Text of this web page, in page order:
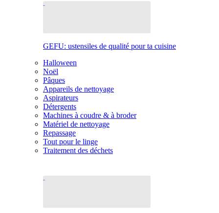
GEFU: ustensiles de qualité pour ta cuisine
Halloween
Noël
Pâques
Appareils de nettoyage
Aspirateurs
Détergents
Machines à coudre & à broder
Matériel de nettoyage
Repassage
Tout pour le linge
Traitement des déchets